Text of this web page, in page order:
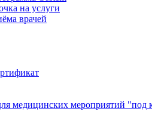
на услуги
врачей
медицинских мероприятий "под